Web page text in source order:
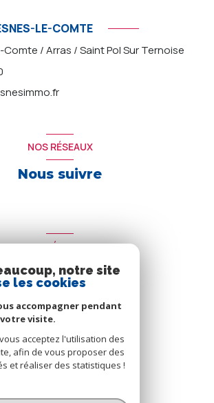
LE-COMTE
/ Arras / Saint Pol Sur Ternoise
NOS RÉSEAUX
Nous suivre
ADHÉRENTS
Nous adhérons
notre site
les cookies
accompagner pendant
votre visite.
acceptez l'utilisation des
afin de vous proposer des
et réaliser des statistiques !